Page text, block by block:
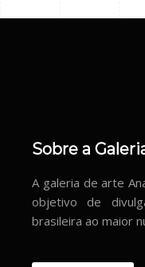
Sobre a
A galeria de arte
objetivo de
brasileira ao maior